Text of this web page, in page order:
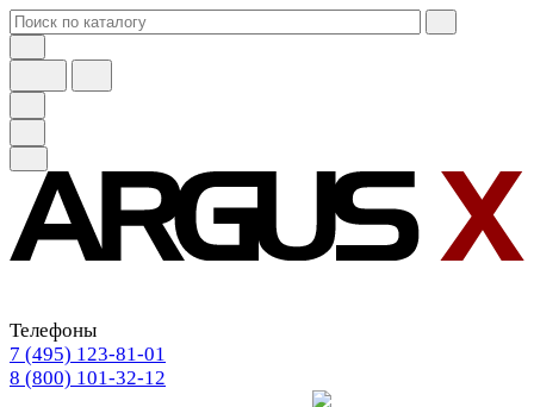
Телефоны
7 (495) 123-81-01
8 (800) 101-32-12